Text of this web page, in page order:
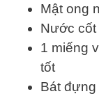
Mật ong
Nước cốt
1 miếng
tốt
Bát đựng